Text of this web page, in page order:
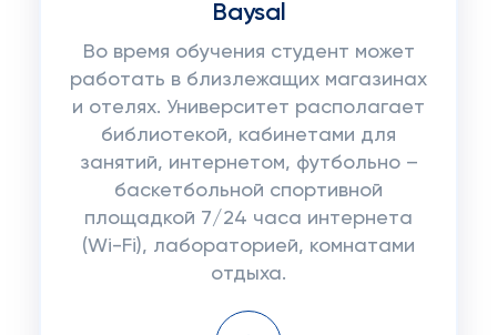
Baysal
Во время обучения студент может
работать в близлежащих магазинах
и отелях. Университет располагает
библиотекой, кабинетами для
занятий, интернетом, футбольно –
баскетбольной спортивной
площадкой 7/24 часа интернета
(Wi-Fi), лабораторией, комнатами
отдыха.